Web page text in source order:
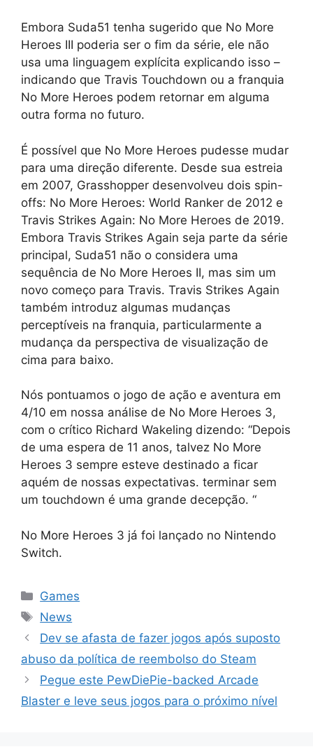
Embora Suda51 tenha sugerido que No More
Heroes III poderia ser o fim da série, ele não
usa uma linguagem explícita explicando isso –
indicando que Travis Touchdown ou a franquia
No More Heroes podem retornar em alguma
outra forma no futuro.
É possível que No More Heroes pudesse mudar
para uma direção diferente. Desde sua estreia
em 2007, Grasshopper desenvolveu dois spin-
offs: No More Heroes: World Ranker de 2012 e
Travis Strikes Again: No More Heroes de 2019.
Embora Travis Strikes Again seja parte da série
principal, Suda51 não o considera uma
sequência de No More Heroes II, mas sim um
novo começo para Travis. Travis Strikes Again
também introduz algumas mudanças
perceptíveis na franquia, particularmente a
mudança da perspectiva de visualização de
cima para baixo.
Nós pontuamos o jogo de ação e aventura em
4/10 em nossa análise de No More Heroes 3,
com o crítico Richard Wakeling dizendo: “Depois
de uma espera de 11 anos, talvez No More
Heroes 3 sempre esteve destinado a ficar
aquém de nossas expectativas. terminar sem
um touchdown é uma grande decepção. “
No More Heroes 3 já foi lançado no Nintendo
Switch.
Categorias
Games
Tags
News
Dev se afasta de fazer jogos após suposto
abuso da política de reembolso do Steam
Pegue este PewDiePie-backed Arcade
Blaster e leve seus jogos para o próximo nível